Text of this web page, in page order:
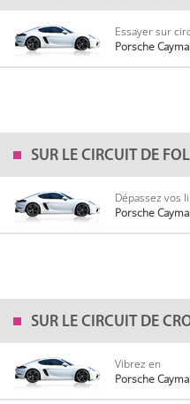
Essayer sur
Porsche
SUR LE CIRCUIT DE
Dépassez vos
Porsche
SUR LE CIRCUIT DE
Vibrez en
Porsche